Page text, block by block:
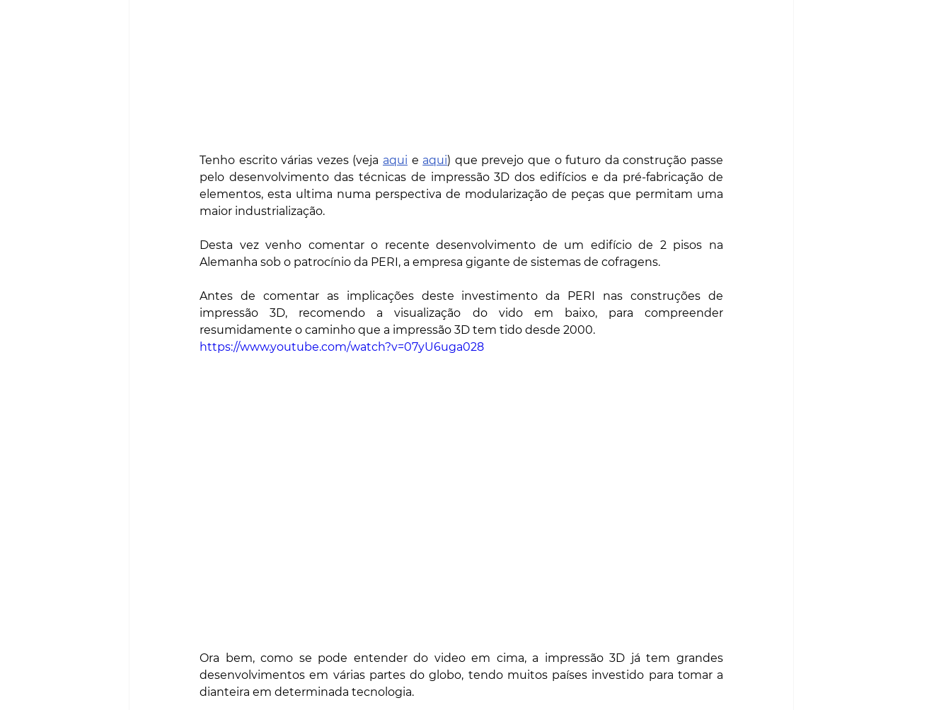
Tenho escrito várias vezes (veja aqui e aqui) que prevejo que o futuro da construção passe
pelo desenvolvimento das técnicas de impressão 3D dos edifícios e da pré-fabricação de
elementos, esta ultima numa perspectiva de modularização de peças que permitam uma
maior industrialização.
Desta vez venho comentar o recente desenvolvimento de um edifício de 2 pisos na
Alemanha sob o patrocínio da PERI, a empresa gigante de sistemas de cofragens.
Antes de comentar as implicações deste investimento da PERI nas construções de
impressão 3D, recomendo a visualização do vido em baixo, para compreender
resumidamente o caminho que a impressão 3D tem tido desde 2000.
https://www.youtube.com/watch?v=07yU6uga028
Ora bem, como se pode entender do video em cima, a impressão 3D já tem grandes
desenvolvimentos em várias partes do globo, tendo muitos países investido para tomar a
dianteira em determinada tecnologia.